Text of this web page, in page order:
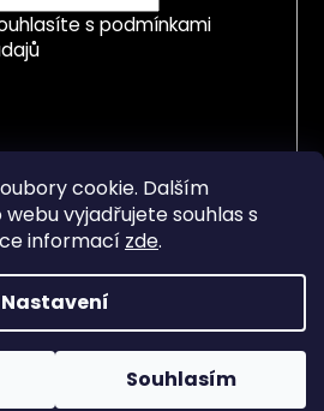
cookie. Dalším
vyjadřujete souhlas s
informací zde.
Nastavení
Souhlasím
servis přestěhována na nové
OTEVÍRACÍ DOBA PO-ČT
hod. Email: info@rwdshop.cz,
s podmínkami
. Všechna práva vyhrazena.
nastavení cookies